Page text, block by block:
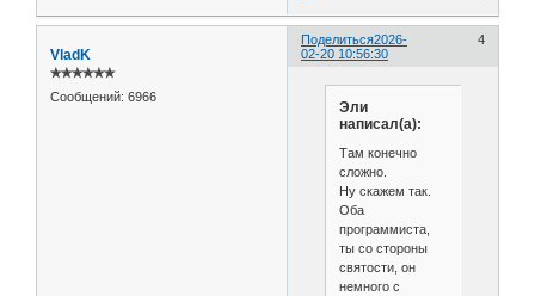
Поделиться 4
2026-
02-20 10:56:30
VladK
✯✯✯✯✯✯
Сообщений: 6966
Эли
написал(а):
Там конечно
сложно.
Ну скажем так.
Оба
программиста,
ты со стороны
святости, он
немного с